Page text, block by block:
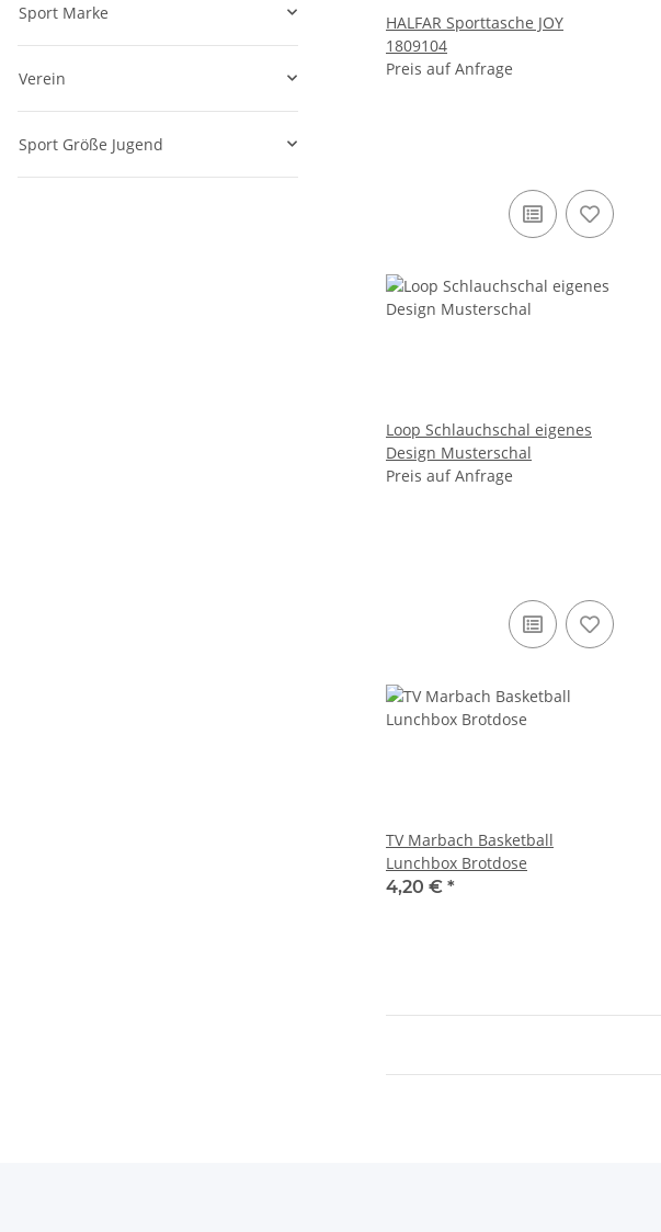
HALFAR Sporttasche JOY
1809104
Preis auf Anfrage
Loop Schlauchschal eigenes
Design Musterschal
Preis auf Anfrage
TV Marbach Basketball
Lunchbox Brotdose
4,20 € *
Sport Marke
Verein
Sport Größe Jugend